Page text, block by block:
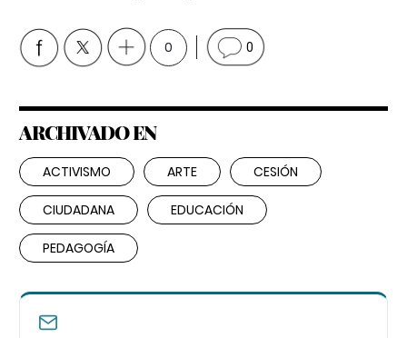
0 0
ARCHIVADO EN
ACTIVISMO ARTE CESIÓN
CIUDADANA EDUCACIÓN
PEDAGOGÍA